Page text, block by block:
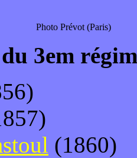
Photo Prévot (Paris)
3em
(1860)